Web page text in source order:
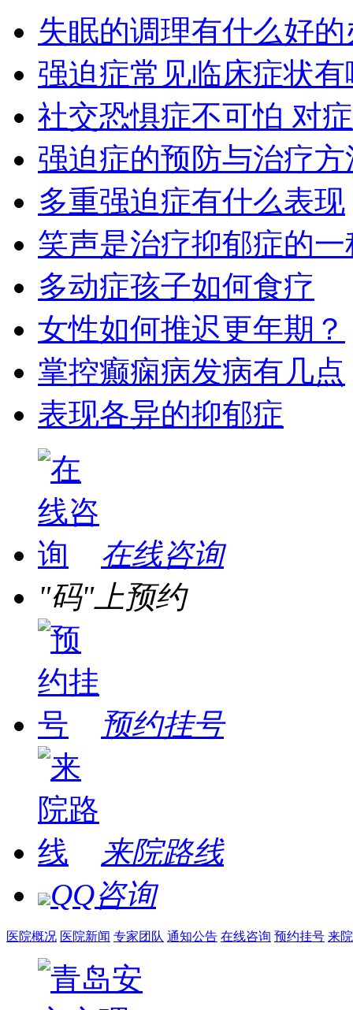
失眠的调理有什么好
强迫症常见临床症状有
社交恐惧症不可怕 对
强迫症的预防与治疗
多重强迫症有什么表现
笑声是治疗抑郁症的
多动症孩子如何食疗
女性如何推迟更年期？
掌控癫痫病发病有几点
表现各异的抑郁症
在线咨询
"码"上预约
预约挂号
来院路线
QQ咨询
医院概况 医院新闻 专家团队 通知公告 在线咨询 预约挂号 来